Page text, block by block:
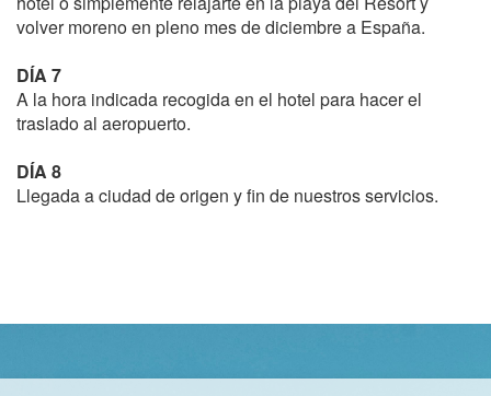
volver moreno en pleno mes de diciembre a España.
DÍA 7
A la hora indicada recogida en el hotel para hacer el
traslado al aeropuerto.
DÍA 8
Llegada a ciudad de origen y fin de nuestros servicios.